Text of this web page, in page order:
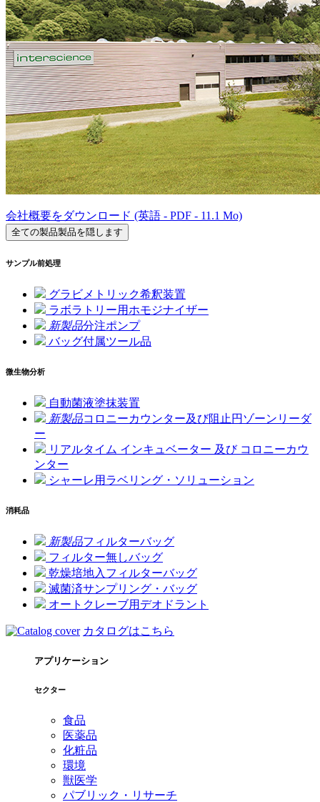
会社概要をダウンロード (英語 - PDF - 11.1 Mo)
全ての製品製品を隠します
サンプル前処理
グラビメトリック希釈装置
ラボラトリー用ホモジナイザー
新製品分注ポンプ
バッグ付属ツール品
微生物分析
自動菌液塗抹装置
新製品コロニーカウンター及び阻止円ゾーンリーダ
ー
リアルタイム インキュベーター 及び コロニーカウ
ンター
シャーレ用ラベリング・ソリューション
消耗品
新製品フィルターバッグ
フィルター無しバッグ
乾燥培地入フィルターバッグ
滅菌済サンプリング・バッグ
オートクレーブ用デオドラント
カタログはこちら
アプリケーション
セクター
食品
医薬品
化粧品
環境
獣医学
パブリック・リサーチ